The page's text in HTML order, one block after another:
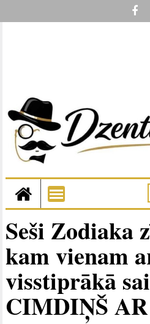
Seši Zodiaka
kam vienam
visstiprākā
CIMDIŅŠ